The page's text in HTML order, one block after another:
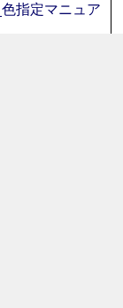
指定マニュア